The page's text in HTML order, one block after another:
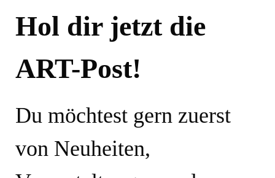
Hol dir jetzt die
ART-Post!
Du möchtest gern zuerst
von Neuheiten,